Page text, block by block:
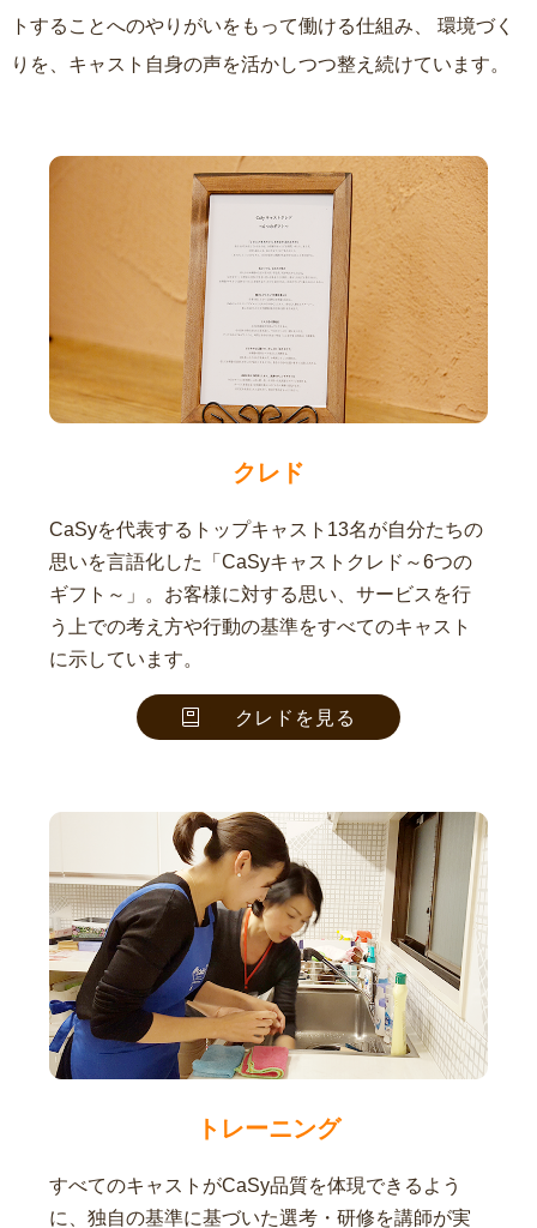
トすることへのやりがいをもって働ける仕組み、
りを、キャスト自身の声を活かしつつ整え続けています。
クレド
CaSyを代表するトップキャスト13名が自分たちの
思いを言語化した「CaSyキャストクレド～6つの
ギフト～」。お客様に対する思い、サービスを行
う上での考え方や行動の基準をすべてのキャスト
に示しています。
クレドを見る
トレーニング
すべてのキャストがCaSy品質を体現できるよう
に、独自の基準に基づいた選考・研修を講師が実